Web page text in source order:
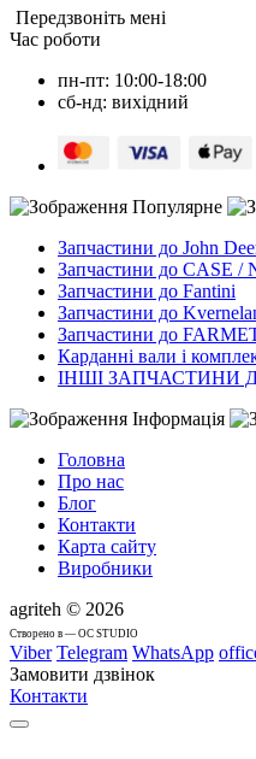
Передзвоніть мені
Час роботи
пн-пт: 10:00-18:00
сб-нд: вихідний
Популярне
Запчастини до John
Запчастини до CASE /
Запчастини до Fantini
Запчастини до
Запчастини до
Карданні вали і
ІНШІ ЗАПЧАСТИНИ
Інформація
Головна
Про нас
Блог
Контакти
Карта сайту
Виробники
agriteh © 2026
Cтворено в — OC STUDIO
Viber Telegram WhatsApp
Замовити дзвінок
Контакти